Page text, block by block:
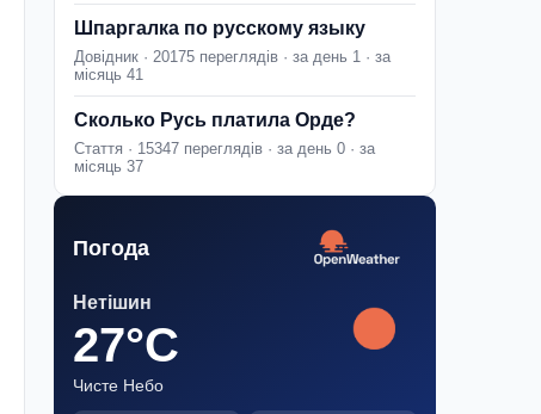
Шпаргалка по русскому языку
Довідник · 20175 переглядів · за день 1 · за
місяць 41
Сколько Русь платила Орде?
Стаття · 15347 переглядів · за день 0 · за
місяць 37
Погода
Нетішин
27°C
Чисте Небо